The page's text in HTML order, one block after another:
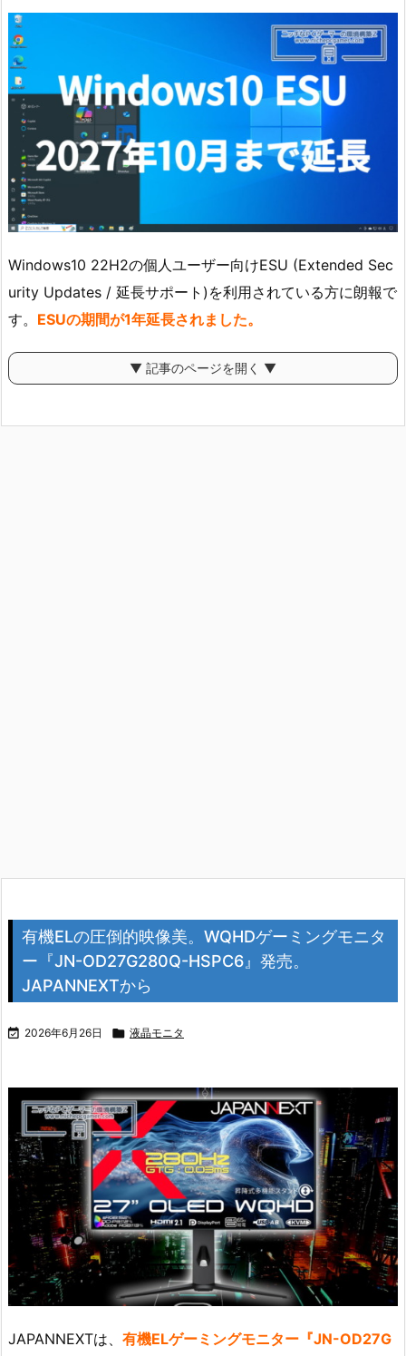
Windows10 22H2の個人ユーザー向けESU (Extended Sec
urity Updates / 延長サポート)を利用されている方に朗報で
す。 ESUの期間が1年延長されました。
▼ 記事のページを開く ▼
有機ELの圧倒的映像美。WQHDゲーミングモニタ
ー『JN-OD27G280Q-HSPC6』発売。
JAPANNEXTから
 2026年6月26日  液晶モニタ
JAPANNEXTは、 有機ELゲーミングモニター『JN-OD27G